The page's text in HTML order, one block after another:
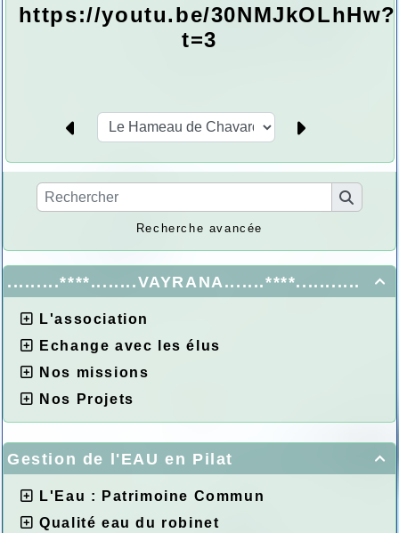
Recherche avancée

.........****........VAYRANA.......****...........
L'association
Echange avec les élus
Nos missions
Nos Projets

Gestion de l'EAU en Pilat
L'Eau : Patrimoine Commun
Qualité eau du robinet
https://youtu.be/30NMJkOLhHw?
t=3